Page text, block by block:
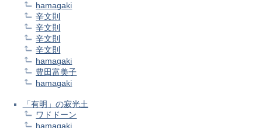
hamagaki
辛文則
辛文則
辛文則
辛文則
hamagaki
豊田富美子
hamagaki
「有明」の寂光土
ワドドーン
hamagaki